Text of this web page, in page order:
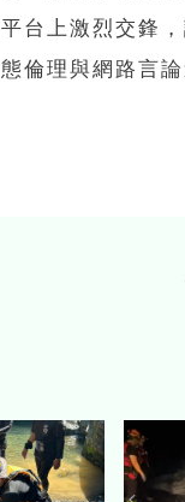
台上激烈交鋒
倫理與網路言論